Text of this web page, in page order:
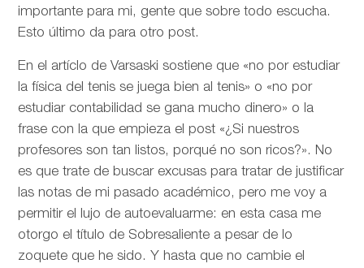
importante para mi, gente que sobre todo escucha.
Esto último da para otro post.
En el artíclo deVarsaski sostiene que «no por estudiar
la física del tenis se juega bien al tenis» o «no por
estudiar contabilidad se gana mucho dinero» o la
frase con la que empieza el post «¿Si nuestros
profesores son tan listos, porqué no son ricos?». No
es que trate de buscar excusas para tratar de justificar
las notas de mi pasado académico, pero me voy a
permitir el lujo de autoevaluarme: en esta casa me
otorgo el título de Sobresaliente a pesar de lo
zoquete que he sido. Y hasta que no cambie el